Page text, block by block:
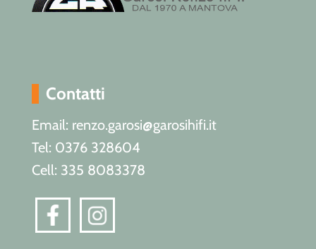
Contatti
Email: renzo.garosi@garosihifi.it
Tel: 0376 328604
Cell: 335 8083378